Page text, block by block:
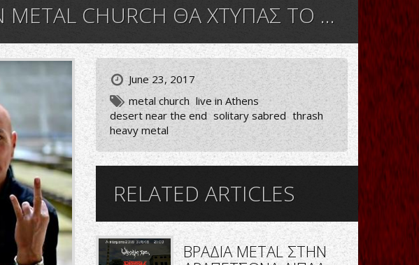
ΘΑ ΧΤΥΠΑΣ ΤΟ ΚΕΦΑΛΙ ΣΟΥ!
June 23, 2017
metal church live in Athens
desert near the end solitary sabred thrash
heavy metal
RELATED ARTICLES
ΒΡΑΔΙΑ METAL ΣΤΗΝ